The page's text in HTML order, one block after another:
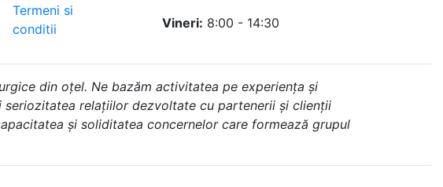
Termeni si
conditii
Vineri: 8:00 - 14:30
din oțel. Ne bazăm activitatea pe experiența și
relațiilor dezvoltate cu partenerii și clienții
și soliditatea concernelor care formează grupul